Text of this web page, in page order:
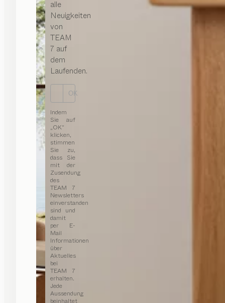
alle
Neuigkeiten
von
TEAM
7 auf
dem
Laufenden.
OK
Indem
Sie auf
„OK“
klicken,
stimmen
Sie zu,
dass Sie
mit der
Zusendung
des
TEAM 7
Newsletters
einverstanden
sind und
damit
per E-
Mail
Informationen
über
Aktuelles
bei
TEAM 7
erhalten.
Jede
Aussendung
beinhaltet